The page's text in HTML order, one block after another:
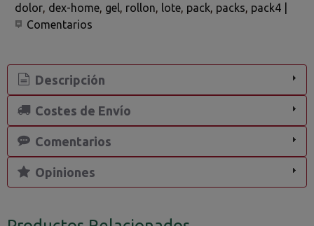
dolor dex-home gel rollon lote pack packs pack4
Comentarios
Descripción
Costes de Envío
Comentarios
Opiniones